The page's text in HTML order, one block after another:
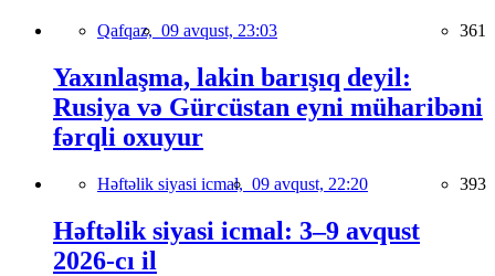
Qafqaz, 09 avqust, 23:03 361
Yaxınlaşma, lakin barışıq deyil:
Rusiya və Gürcüstan eyni müharibəni
fərqli oxuyur
Həftəlik siyasi icmal, 09 avqust, 22:20 393
Həftəlik siyasi icmal: 3–9 avqust
2026-cı il